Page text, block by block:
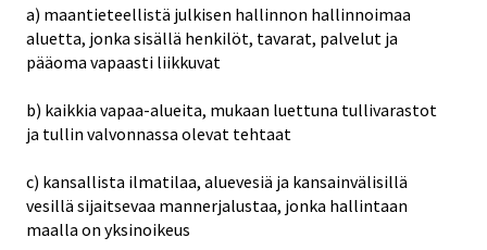
a) maantieteellistä julkisen hallinnon hallinnoimaa
aluetta, jonka sisällä henkilöt, tavarat, palvelut ja
pääoma vapaasti liikkuvat
b) kaikkia vapaa-alueita, mukaan luettuna tullivarastot
ja tullin valvonnassa olevat tehtaat
c) kansallista ilmatilaa, aluevesiä ja kansainvälisillä
vesillä sijaitsevaa mannerjalustaa, jonka hallintaan
maalla on yksinoikeus